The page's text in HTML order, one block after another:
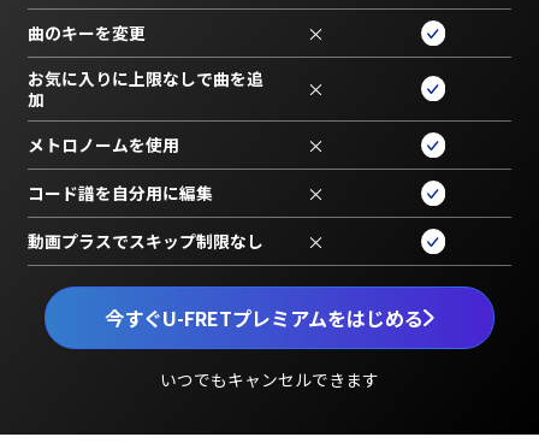
今すぐU-FRETプレミアムをはじめる
いつでもキャンセルできます
曲のキーを変更 ×
お気に入りに上限なしで曲を追
加
×
メトロノームを使用 ×
コード譜を自分用に編集 ×
動画プラスでスキップ制限なし ×